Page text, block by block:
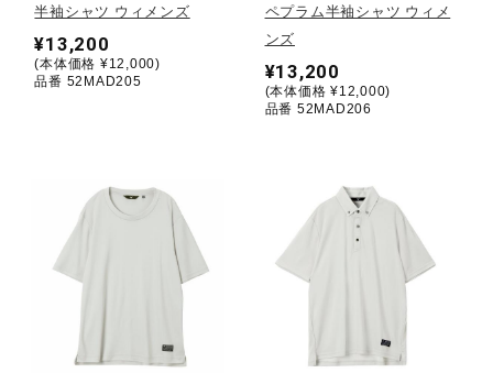
バレーボール
テニス／ソフトテニス
バドミントン
半袖シャツ ウィメンズ
¥13,200
(本体価格 ¥12,000)
品番 52MAD205
ペプラム半袖シャツ ウィメ
ンズ
¥13,200
(本体価格 ¥12,000)
品番 52MAD206